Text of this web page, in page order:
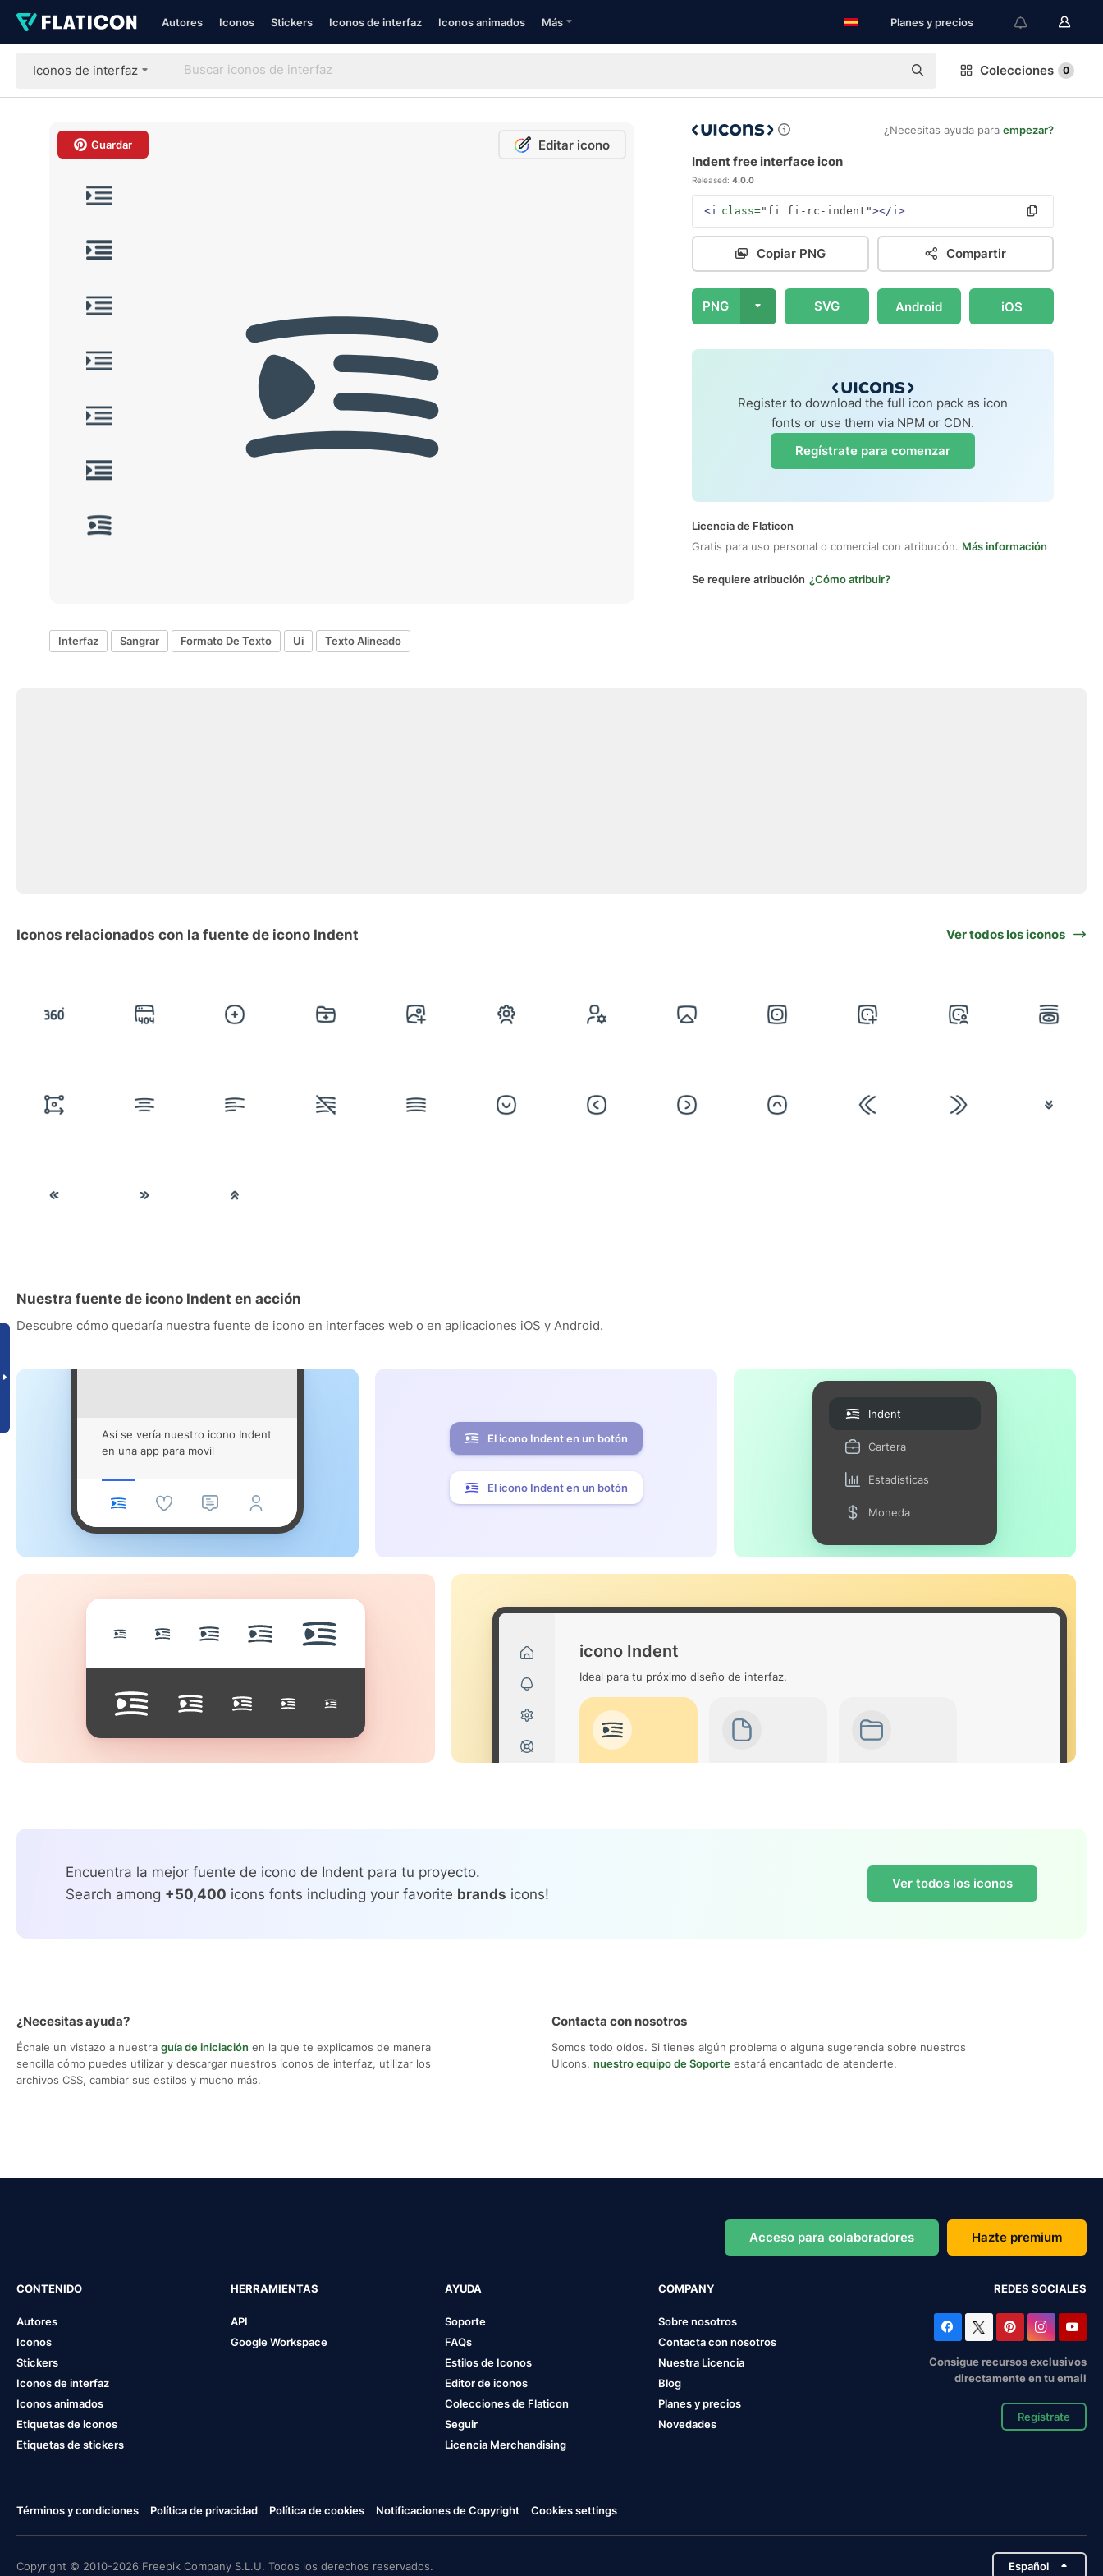
Autores Iconos Stickers Iconos de interfaz Iconos animados Más Planes y precios
Iconos de interfaz Colecciones 0
Guardar Editar icono
¿Necesitas ayuda para empezar?
Indent free interface icon
Released: 4.0.0
<i class="fi fi-rc-indent"></i>
Copiar PNG Compartir
PNG SVG Android iOS
Register to download the full icon pack as icon
fonts or use them via NPM or CDN.
Regístrate para comenzar
Licencia de Flaticon
Gratis para uso personal o comercial con atribución. Más información
Se requiere atribución ¿Cómo atribuir?
Interfaz Sangrar Formato De Texto Ui Texto Alineado
Iconos relacionados con la fuente de icono Indent Ver todos los iconos
Nuestra fuente de icono Indent en acción
Descubre cómo quedaría nuestra fuente de icono en interfaces web o en aplicaciones iOS y Android.
Así se vería nuestro icono Indent
en una app para movil
El icono Indent en un botón
El icono Indent en un botón
Indent
Cartera
Estadísticas
Moneda
icono Indent
Ideal para tu próximo diseño de interfaz.
Encuentra la mejor fuente de icono de Indent para tu proyecto.
Search among +50,400 icons fonts including your favorite brands icons!
Ver todos los iconos
¿Necesitas ayuda?
Échale un vistazo a nuestra guía de iniciación en la que te explicamos de manera
sencilla cómo puedes utilizar y descargar nuestros iconos de interfaz, utilizar los
archivos CSS, cambiar sus estilos y mucho más.
Contacta con nosotros
Somos todo oídos. Si tienes algún problema o alguna sugerencia sobre nuestros
UIcons, nuestro equipo de Soporte estará encantado de atenderte.
Acceso para colaboradores Hazte premium
CONTENIDO
Autores
Iconos
Stickers
Iconos de interfaz
Iconos animados
Etiquetas de iconos
Etiquetas de stickers
HERRAMIENTAS
API
Google Workspace
AYUDA
Soporte
FAQs
Estilos de Iconos
Editor de iconos
Colecciones de Flaticon
Seguir
Licencia Merchandising
COMPANY
Sobre nosotros
Contacta con nosotros
Nuestra Licencia
Blog
Planes y precios
Novedades
REDES SOCIALES
Consigue recursos exclusivos
directamente en tu email
Regístrate
Términos y condiciones Política de privacidad Política de cookies Notificaciones de Copyright Cookies settings
Copyright © 2010-2026 Freepik Company S.L.U. Todos los derechos reservados. Español